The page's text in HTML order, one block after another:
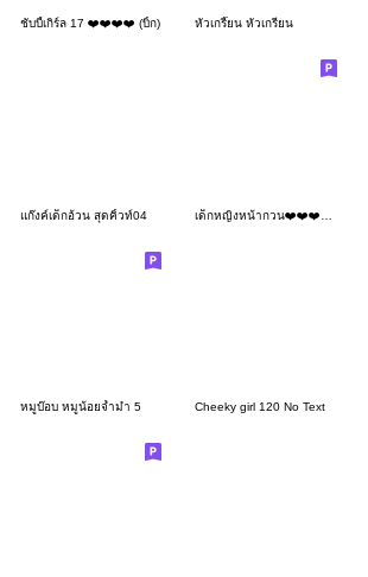
ชับบี้เกิร์ล 17 ❤️❤️❤️❤️ (บิ้ก) หัวเกรี๊ยน หัวเกรียน
แก๊งค์เด็กอ้วน สุดคิ้วท์04
หมูบ๊อบ หมูน้อยจ้ำม่ำ 5 Cheeky girl 120 No Text